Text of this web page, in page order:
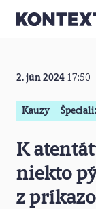
2. jún 2024 17:50
Kauzy
K
niekto
z